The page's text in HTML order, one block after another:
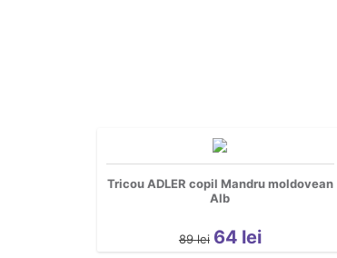
Tricou ADLER copil Mandru moldovean
Alb
89 lei 64 lei